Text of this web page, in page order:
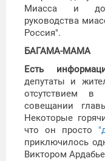
Миасса и
руководства
Россия".
БАГАМА-МАМА
Есть
депутаты и
отсутствием в
совещании
Некоторые
что он просто
приключилось
Виктором